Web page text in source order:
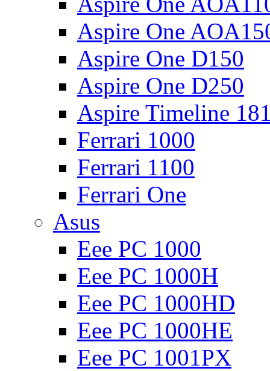
Aspire One
Aspire One D150
Aspire One D250
Aspire Timeline
Ferrari 1000
Ferrari 1100
Ferrari One
Asus
Eee PC 1000
Eee PC 1000H
Eee PC 1000HD
Eee PC 1000HE
Eee PC 1001PX